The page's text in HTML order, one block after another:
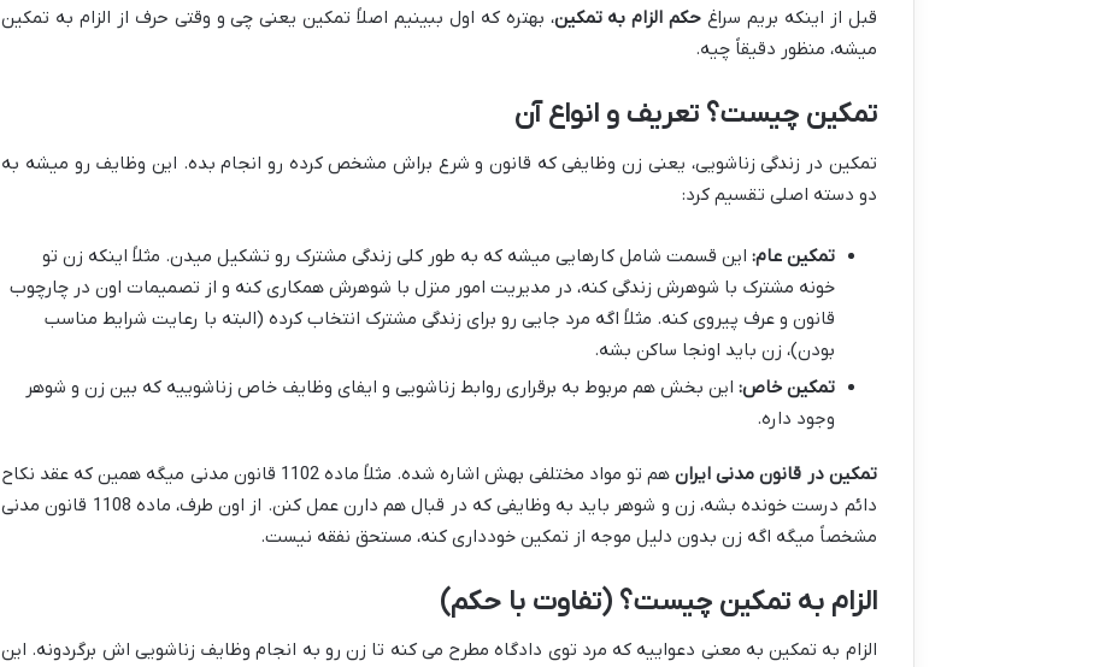
قبل از اینکه بریم سراغ حکم الزام به تمکین، بهتره که اول ببینیم اصلاً تمکین یعنی چی و وقتی حرف از الزام به تمکین
میشه، منظور دقیقاً چیه.
تمکین چیست؟ تعریف و انواع آن
تمکین در زندگی زناشویی، یعنی زن وظایفی که قانون و شرع براش مشخص کرده رو انجام بده. این وظایف رو میشه به
دو دسته اصلی تقسیم کرد:
تمکین عام: این قسمت شامل کارهایی میشه که به طور کلی زندگی مشترک رو تشکیل میدن. مثلاً اینکه زن تو
خونه مشترک با شوهرش زندگی کنه، در مدیریت امور منزل با شوهرش همکاری کنه و از تصمیمات اون در چارچوب
قانون و عرف پیروی کنه. مثلاً اگه مرد جایی رو برای زندگی مشترک انتخاب کرده (البته با رعایت شرایط مناسب
بودن)، زن باید اونجا ساکن بشه.
تمکین خاص: این بخش هم مربوط به برقراری روابط زناشویی و ایفای وظایف خاص زناشوییه که بین زن و شوهر
وجود داره.
تمکین در قانون مدنی ایران
هم تو مواد مختلفی بهش اشاره شده. مثلاً ماده 1102 قانون مدنی میگه همین که عقد نکاح
دائم درست خونده بشه، زن و شوهر باید به وظایفی که در قبال هم دارن عمل کنن. از اون طرف، ماده 1108 قانون مدنی
مشخصاً میگه اگه زن بدون دلیل موجه از تمکین خودداری کنه، مستحق نفقه نیست.
الزام به تمکین چیست؟ (تفاوت با حکم)
الزام به تمکین به معنی دعواییه که مرد توی دادگاه مطرح می کنه تا زن رو به انجام وظایف زناشویی اش برگردونه. این